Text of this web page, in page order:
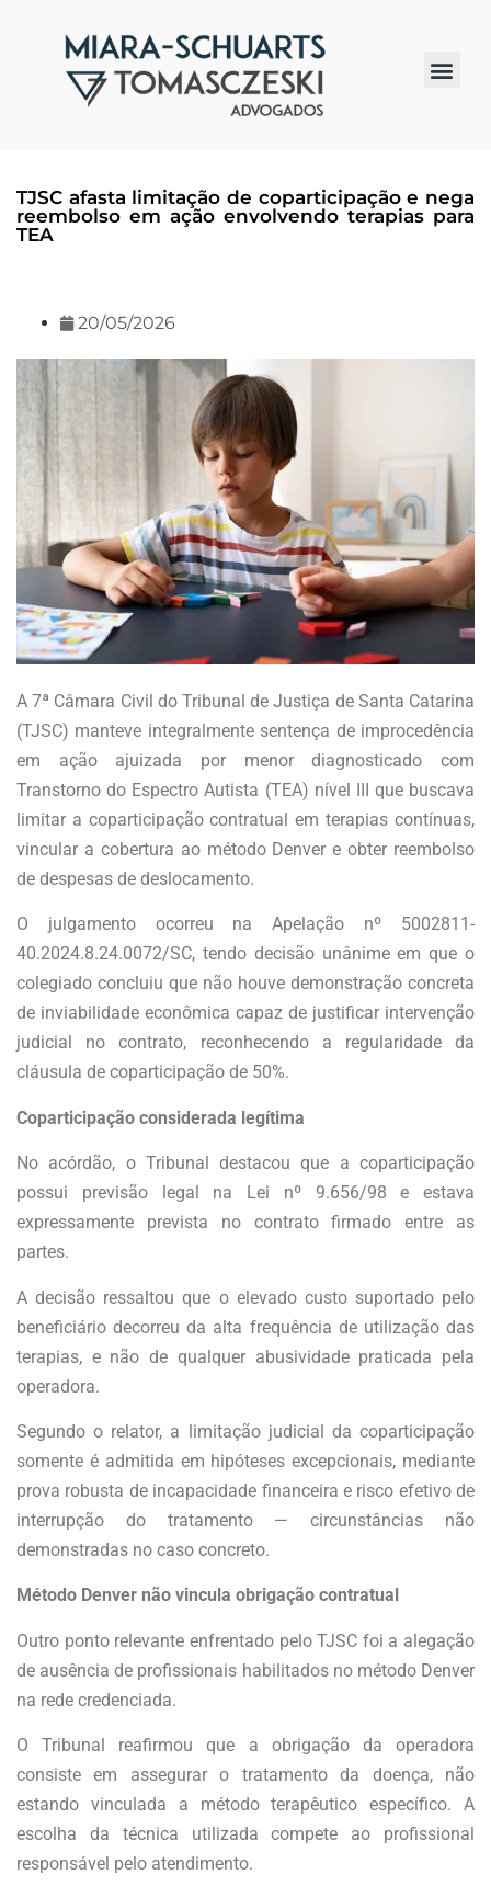
TJSC afasta limitação de coparticipação e nega
reembolso em ação envolvendo terapias para
TEA
20/05/2026
A 7ª Câmara Civil do Tribunal de Justiça de Santa Catarina
(TJSC) manteve integralmente sentença de improcedência
em ação ajuizada por menor diagnosticado com
Transtorno do Espectro Autista (TEA) nível III que buscava
limitar a coparticipação contratual em terapias contínuas,
vincular a cobertura ao método Denver e obter reembolso
de despesas de deslocamento.
O julgamento ocorreu na Apelação nº 5002811-
40.2024.8.24.0072/SC, tendo decisão unânime em que o
colegiado concluiu que não houve demonstração concreta
de inviabilidade econômica capaz de justificar intervenção
judicial no contrato, reconhecendo a regularidade da
cláusula de coparticipação de 50%.
Coparticipação considerada legítima
No acórdão, o Tribunal destacou que a coparticipação
possui previsão legal na Lei nº 9.656/98 e estava
expressamente prevista no contrato firmado entre as
partes.
A decisão ressaltou que o elevado custo suportado pelo
beneficiário decorreu da alta frequência de utilização das
terapias, e não de qualquer abusividade praticada pela
operadora.
Segundo o relator, a limitação judicial da coparticipação
somente é admitida em hipóteses excepcionais, mediante
prova robusta de incapacidade financeira e risco efetivo de
interrupção do tratamento — circunstâncias não
demonstradas no caso concreto.
Método Denver não vincula obrigação contratual
Outro ponto relevante enfrentado pelo TJSC foi a alegação
de ausência de profissionais habilitados no método Denver
na rede credenciada.
O Tribunal reafirmou que a obrigação da operadora
consiste em assegurar o tratamento da doença, não
estando vinculada a método terapêutico específico. A
escolha da técnica utilizada compete ao profissional
responsável pelo atendimento.